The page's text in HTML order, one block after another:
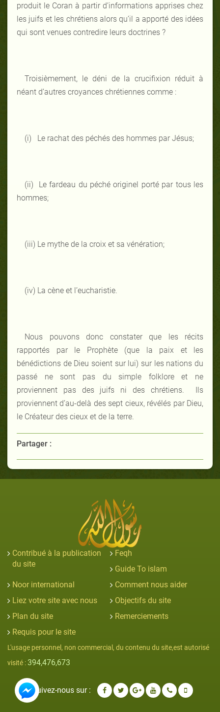
produit le Coran à partir d’informations apprises chez
les juifs et les chrétiens alors qu’il a apporté des idées
qui sont venues contredire leurs doctrines ?
Troisièmement, le déni de la crucifixion réduit à
néant d’autres croyances chrétiennes comme :
(i) Le rachat des péchés des hommes par Jésus;
(ii) Le fardeau du péché originel porté par tous les
hommes;
(iii) Le mythe de la croix et sa vénération;
(iv) La cène et l’eucharistie.
Nous pouvons donc constater que les récits
rapportés par le Prophète (que la paix et les
bénédictions de Dieu soient sur lui) sur les nations du
passé ne sont pas du simple folklore et ne
proviennent pas des juifs ni des chrétiens. Ils
proviennent d’au-delà des sept cieux, révélés par Dieu,
le Créateur des cieux et de la terre.
Partager :
Contribué à la publication
du site
Feqh
Guide To islam
Noor international
Comment nous aider
Liez votre site avec nous
Objectifs du site
Plan du site
Remerciements
Requis pour le site
L'usage personnel, non commercial, du contenu du site,est autorisé
visité : 394,476,673
Suivez-nous sur :